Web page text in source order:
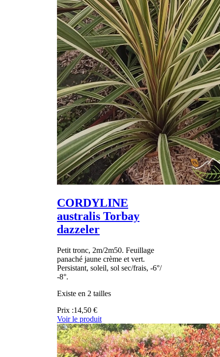
CORDYLINE
australis Torbay
dazzeler
Petit tronc, 2m/2m50. Feuillage
panaché jaune crème et vert.
Persistant, soleil, sol sec/frais, -6°/
-8°.
Existe en 2 tailles
Prix :14,50 €
Voir le produit